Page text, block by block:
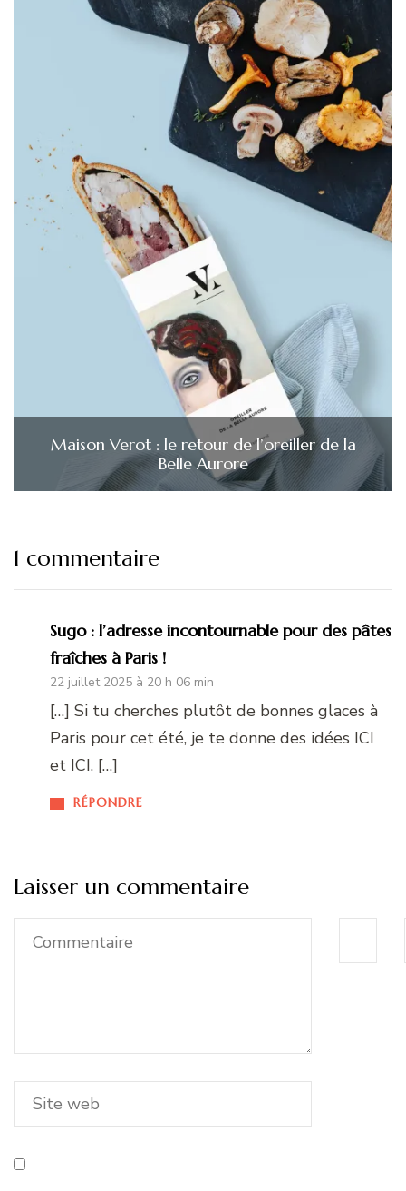
Maison Verot : le retour de l’oreiller de la
Belle Aurore
1 commentaire
Sugo : l’adresse incontournable pour des pâtes
fraîches à Paris !
22 juillet 2025 à 20 h 06 min
RÉPONDRE
[…] Si tu cherches plutôt de bonnes glaces à
Paris pour cet été, je te donne des idées ICI
et ICI. […]
Laisser un commentaire